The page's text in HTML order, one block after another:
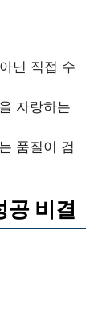
닌 직접 수
자랑하는
품질이 검
공 비결